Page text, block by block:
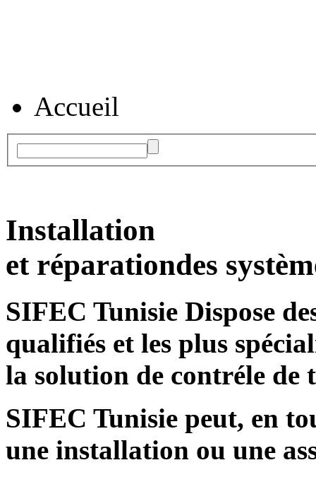
Accueil
Installation
et réparationdes
SIFEC Tunisie Dispose
qualifiés et les plus
la solution de contréle de
SIFEC Tunisie peut, en
une installation ou une